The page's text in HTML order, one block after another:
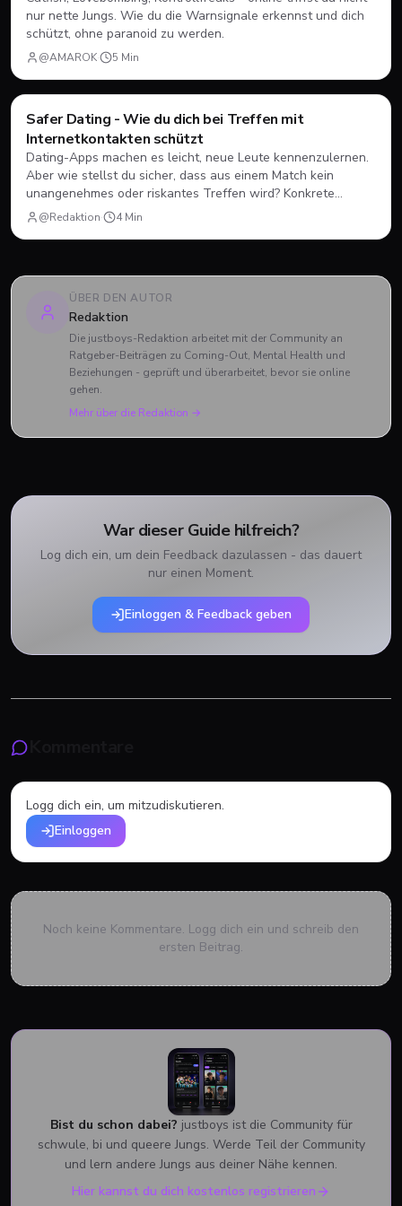
nur nette Jungs. Wie du die Warnsignale erkennst und dich
schützt, ohne paranoid zu werden.
@AMAROK· 5 Min
💘Dating
Safer Dating - Wie du dich bei Treffen mit
Internetkontakten schützt
Dating-Apps machen es leicht, neue Leute kennenzulernen.
Aber wie stellst du sicher, dass aus einem Match kein
unangenehmes oder riskantes Treffen wird? Konkrete
Schritte für mehr Sicherheit beim ersten Date.
@Redaktion· 4Min
ÜBER DEN AUTOR
Redaktion
Die justboys-Redaktion arbeitet mit der Community an
Ratgeber-Beiträgen zu Coming-Out, Mental Health und
Beziehungen - geprüft und überarbeitet, bevor sie online
gehen.
Mehr über die Redaktion →
War dieser Guide hilfreich?
Log dich ein, um dein Feedback dazulassen - das dauert
nur einen Moment.
Einloggen & Feedback geben
Logg dich ein, um mitzudiskutieren.
Einloggen
Noch keine Kommentare. Logg dich ein und schreib den
ersten Beitrag.
Bist du schon dabei? justboys ist die Community für
schwule, bi und queere Jungs. Werde Teil der Community
und lern andere Jungs aus deiner Nähe kennen.
Hier kannst du dich kostenlos registrieren